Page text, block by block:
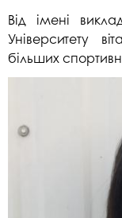
Від імені
Університету
більших